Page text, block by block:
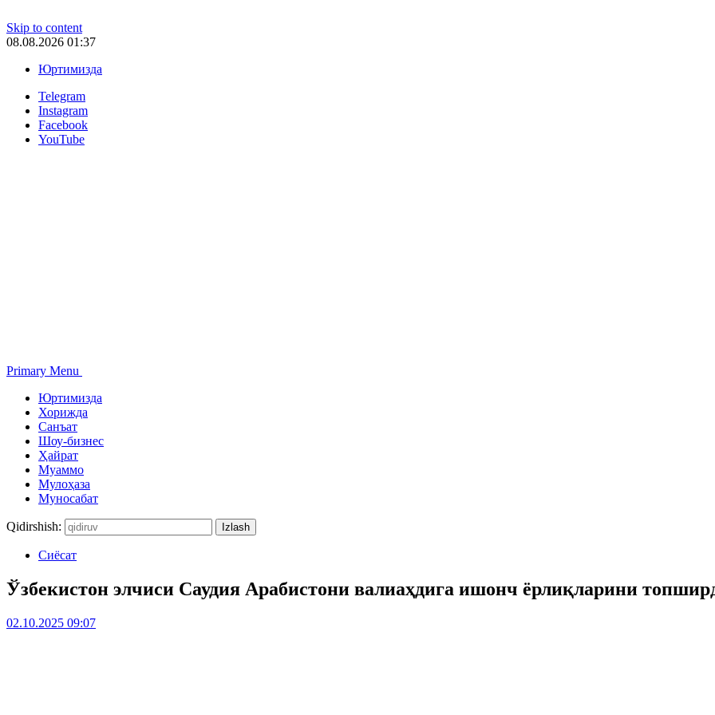
Skip to content
08.08.2026 01:37
Юртимизда
Telegram
Instagram
Facebook
YouTube
Primary Menu
Юртимизда
Хорижда
Санъат
Шоу-бизнес
Ҳайрат
Муаммо
Мулоҳаза
Муносабат
Qidirshish:
Сиёсат
Ўзбекистон элчиси Саудия Арабистони валиаҳдига ишонч ёрлиқларини
02.10.2025 09:07